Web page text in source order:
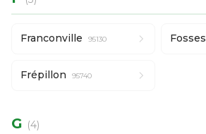
Franconville 95130 Fosses
Frépillon 95740
G (4)